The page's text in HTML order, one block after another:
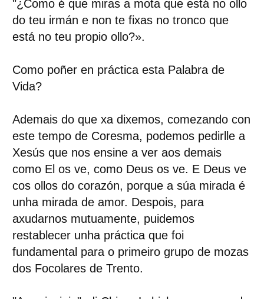
"¿Como é que miras a mota que está no ollo
do teu irmán e non te fixas no tronco que
está no teu propio ollo?».
Como poñer en práctica esta Palabra de
Vida?
Ademais do que xa dixemos, comezando con
este tempo de Coresma, podemos pedirlle a
Xesús que nos ensine a ver aos demais
como El os ve, como Deus os ve. E Deus ve
cos ollos do corazón, porque a súa mirada é
unha mirada de amor. Despois, para
axudarnos mutuamente, puidemos
restablecer unha práctica que foi
fundamental para o primeiro grupo de mozas
dos Focolares de Trento.